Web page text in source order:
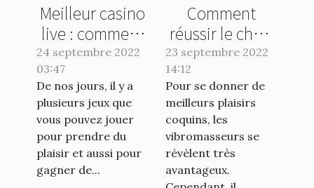
Meilleur casino
live : comment
faire le bon
24 septembre 2022
03:47
De nos jours, il y a
plusieurs jeux que
vous pouvez jouer
pour prendre du
plaisir et aussi pour
gagner de...
Comment
réussir le choix
de votre
vibromasseur ?
23 septembre 2022
14:12
Pour se donner de
meilleurs plaisirs
coquins, les
vibromasseurs se
révèlent très
avantageux.